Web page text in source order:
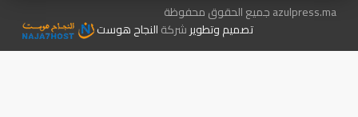
azulpress.ma جميع الحقوق محفوظة
تصميم وتطويرشركةالنجاح هوست